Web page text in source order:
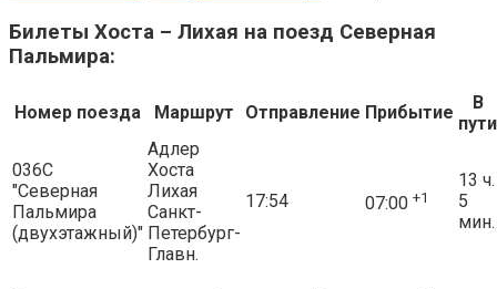
Билеты Хоста – Лихая на поезд Северная
Пальмира:
Номер поезда Маршрут Отправление Прибытие
В
пути
036С
"Северная
Пальмира
(двухэтажный)"
Адлер
Хоста
Лихая
Санкт-
Петербург-
Главн.
17:54 07:00 +1
13 ч.
5
мин.